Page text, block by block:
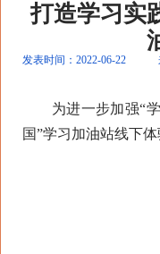
打造学习实
发表时间：2022-06-22
为进一步加强“学
国”学习加油站线下